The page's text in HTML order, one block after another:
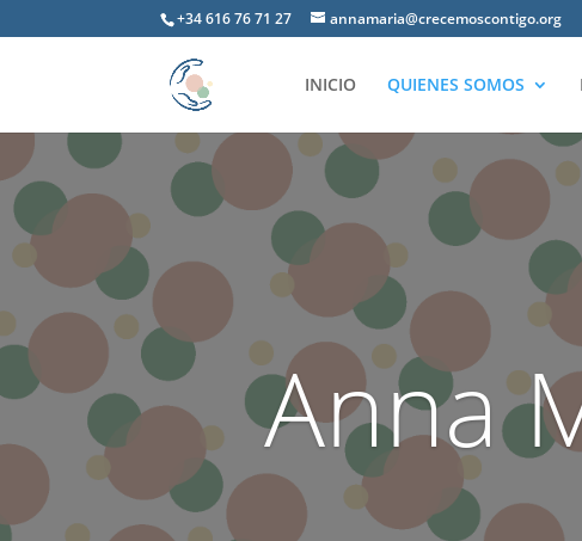
+34 616 76 71 27 annamaria@crecemoscontigo.org
INICIO QUIENES SOMOS
Anna